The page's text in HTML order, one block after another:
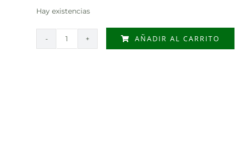
Hay existencias
BOLERO
AÑADIR AL CARRITO